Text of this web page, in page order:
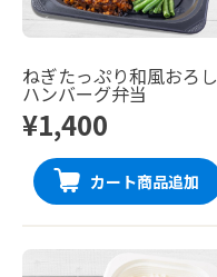
ねぎたっぷり和風おろし
ハンバーグ弁当
¥1,400
カート商品追加